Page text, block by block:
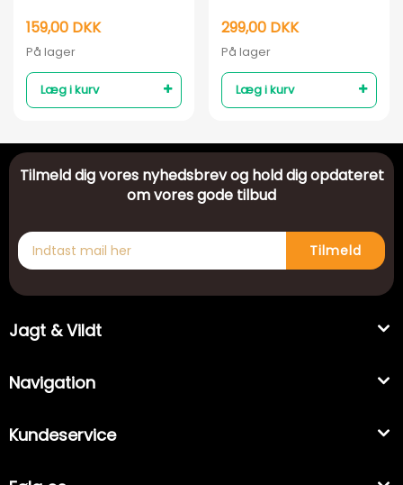
159,00 DKK
På lager
Læg i kurv
299,00 DKK
På lager
Læg i kurv
Tilmeld dig vores nyhedsbrev og hold dig opdateret
om vores gode tilbud
Tilmeld
Jagt & Vildt
Navigation
Kundeservice